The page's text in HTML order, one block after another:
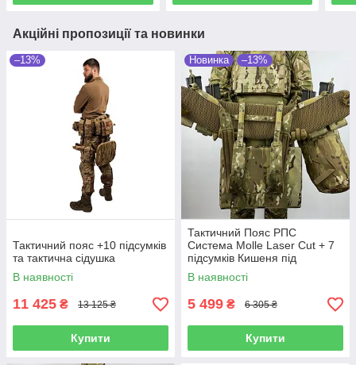
Акційні пропозиції та новинки
–13%
Тактичний пояс +10 підсумків
та тактична сідушка
В наявності
11 425 ₴ 13 125 ₴
Купити
Новинка –13%
Тактичний Пояс РПС
Система Molle Laser Cut + 7
підсумків Кишеня під
балістичний пакет 85*15
Мультикам
В наявності
5 499 ₴ 6 305 ₴
Купити